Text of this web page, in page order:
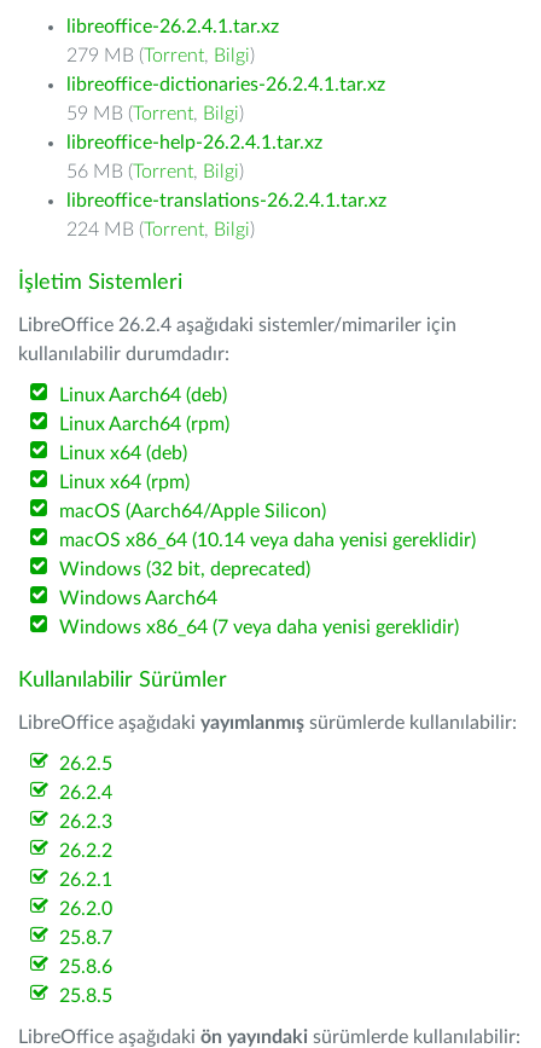
libreoffice-26.2.4.1.tar.xz
279 MB (Torrent, Bilgi)
libreoffice-dictionaries-26.2.4.1.tar.xz
59 MB (Torrent, Bilgi)
libreoffice-help-26.2.4.1.tar.xz
56 MB (Torrent, Bilgi)
libreoffice-translations-26.2.4.1.tar.xz
224 MB (Torrent, Bilgi)
İşletim Sistemleri
LibreOffice 26.2.4 aşağıdaki sistemler/mimariler için
kullanılabilir durumdadır:
Linux Aarch64 (deb)
Linux Aarch64 (rpm)
Linux x64 (deb)
Linux x64 (rpm)
macOS (Aarch64/Apple Silicon)
macOS x86_64 (10.14 veya daha yenisi gereklidir)
Windows (32 bit, deprecated)
Windows Aarch64
Windows x86_64 (7 veya daha yenisi gereklidir)
Kullanılabilir Sürümler
LibreOffice aşağıdaki yayımlanmış sürümlerde kullanılabilir:
26.2.5
26.2.4
26.2.3
26.2.2
26.2.1
26.2.0
25.8.7
25.8.6
25.8.5
LibreOffice aşağıdaki ön yayındaki sürümlerde kullanılabilir: